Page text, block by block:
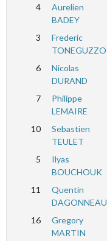
4
Aurelien
BADEY
3
Frederic
TONEGUZZO
6
Nicolas
DURAND
7
Philippe
LEMAIRE
10
Sebastien
TEULET
5
Ilyas
BOUCHOUK
11
Quentin
DAGONNEAU
16
Gregory
MARTIN